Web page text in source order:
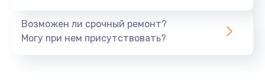
Заказать
Возможен ли срочный ремонт?
Могу при нем присутствовать?